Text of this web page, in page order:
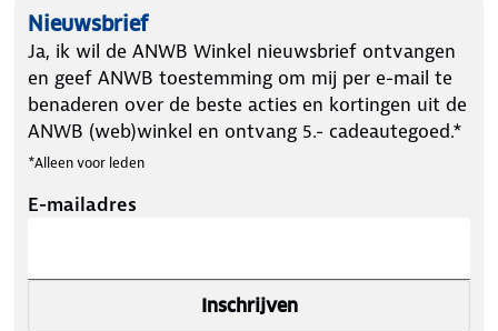
Nieuwsbrief
Ja, ik wil de ANWB Winkel nieuwsbrief ontvangen
en geef ANWB toestemming om mij per e-mail te
benaderen over de beste acties en kortingen uit de
ANWB (web)winkel en ontvang 5.- cadeautegoed.*
*Alleen voor leden
E-mailadres
Inschrijven